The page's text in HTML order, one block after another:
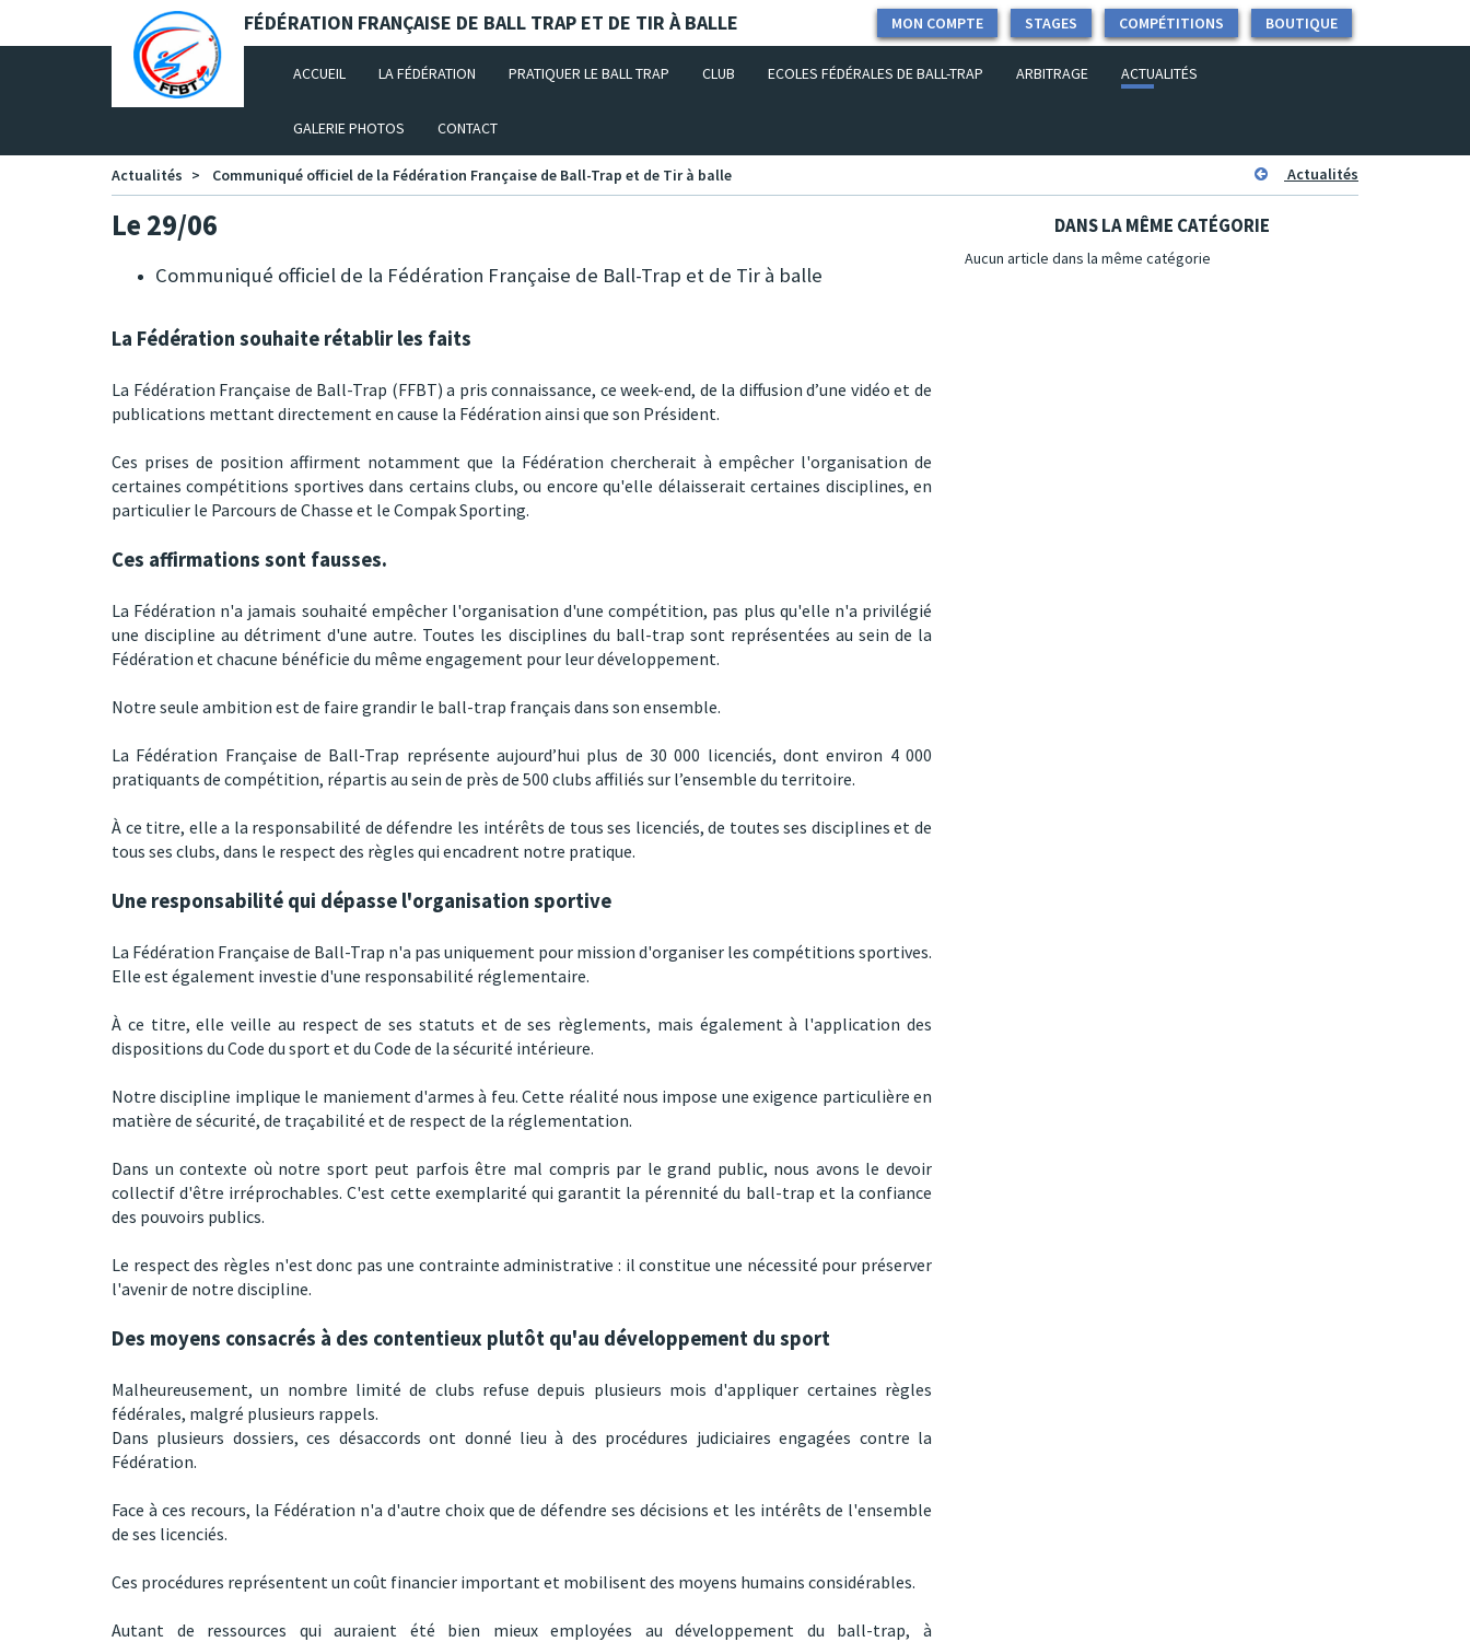
Panneau de gestion des cookies FÉDÉRATION FRANÇAISE DE BALL TRAP ET DE TIR À BALLE BOUTIQUE
COMPÉTITIONS
STAGES
MON COMPTE
ACCUEIL (CURRENT)
LA FÉDÉRATION PRATIQUER LE BALL TRAP CLUB ECOLES FÉDÉRALES DE BALL-TRAP ARBITRAGE ACTUALITÉS
GALERIE PHOTOS CONTACT
Actualités Communiqué officiel de la Fédération Française de Ball-Trap et de Tir à balle Actualités
Le 29/06
Communiqué officiel de la Fédération Française de Ball-Trap et de Tir à balle
La Fédération souhaite rétablir les faits
La Fédération Française de Ball-Trap (FFBT) a pris connaissance, ce week-end, de la diffusion d’une vidéo et de
publications mettant directement en cause la Fédération ainsi que son Président.
Ces prises de position affirment notamment que la Fédération chercherait à empêcher l'organisation de
certaines compétitions sportives dans certains clubs, ou encore qu'elle délaisserait certaines disciplines, en
particulier le Parcours de Chasse et le Compak Sporting.
Ces affirmations sont fausses.
La Fédération n'a jamais souhaité empêcher l'organisation d'une compétition, pas plus qu'elle n'a privilégié
une discipline au détriment d'une autre. Toutes les disciplines du ball-trap sont représentées au sein de la
Fédération et chacune bénéficie du même engagement pour leur développement.
Notre seule ambition est de faire grandir le ball-trap français dans son ensemble.
La Fédération Française de Ball-Trap représente aujourd’hui plus de 30 000 licenciés, dont environ 4 000
pratiquants de compétition, répartis au sein de près de 500 clubs affiliés sur l’ensemble du territoire.
À ce titre, elle a la responsabilité de défendre les intérêts de tous ses licenciés, de toutes ses disciplines et de
tous ses clubs, dans le respect des règles qui encadrent notre pratique.
Une responsabilité qui dépasse l'organisation sportive
La Fédération Française de Ball-Trap n'a pas uniquement pour mission d'organiser les compétitions sportives.
Elle est également investie d'une responsabilité réglementaire.
À ce titre, elle veille au respect de ses statuts et de ses règlements, mais également à l'application des
dispositions du Code du sport et du Code de la sécurité intérieure.
Notre discipline implique le maniement d'armes à feu. Cette réalité nous impose une exigence particulière en
matière de sécurité, de traçabilité et de respect de la réglementation.
Dans un contexte où notre sport peut parfois être mal compris par le grand public, nous avons le devoir
collectif d'être irréprochables. C'est cette exemplarité qui garantit la pérennité du ball-trap et la confiance
des pouvoirs publics.
Le respect des règles n'est donc pas une contrainte administrative : il constitue une nécessité pour préserver
l'avenir de notre discipline.
Des moyens consacrés à des contentieux plutôt qu'au développement du sport
Malheureusement, un nombre limité de clubs refuse depuis plusieurs mois d'appliquer certaines règles
fédérales, malgré plusieurs rappels.
Dans plusieurs dossiers, ces désaccords ont donné lieu à des procédures judiciaires engagées contre la
Fédération.
Face à ces recours, la Fédération n'a d'autre choix que de défendre ses décisions et les intérêts de l'ensemble
de ses licenciés.
Ces procédures représentent un coût financier important et mobilisent des moyens humains considérables.
Autant de ressources qui auraient été bien mieux employées au développement du ball-trap, à
DANS LA MÊME CATÉGORIE
Aucun article dans la même catégorie